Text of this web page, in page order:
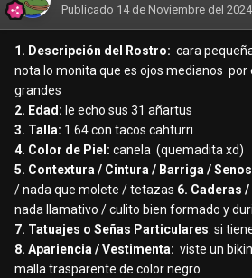
Publicado 14 de Noviembre del 2024
1. Descripción del Rostro: cara
nota lo monita que es ojos medianos por
grandes
2. Edad: le echo sus 31 añartus
3. Talla: 1.64 con tacos cahturri
4. Color de Piel: canela (quemadita xd)
5. Contextura / Cintura / Barriga /
/ nada que molete / tetazas 6. Caderas
nada llamativo / culito bien formado y
7. Tatuajes o Señas Particulares: si
8. Apariencia / Vestimenta: viste un
malla trasparente de color negro